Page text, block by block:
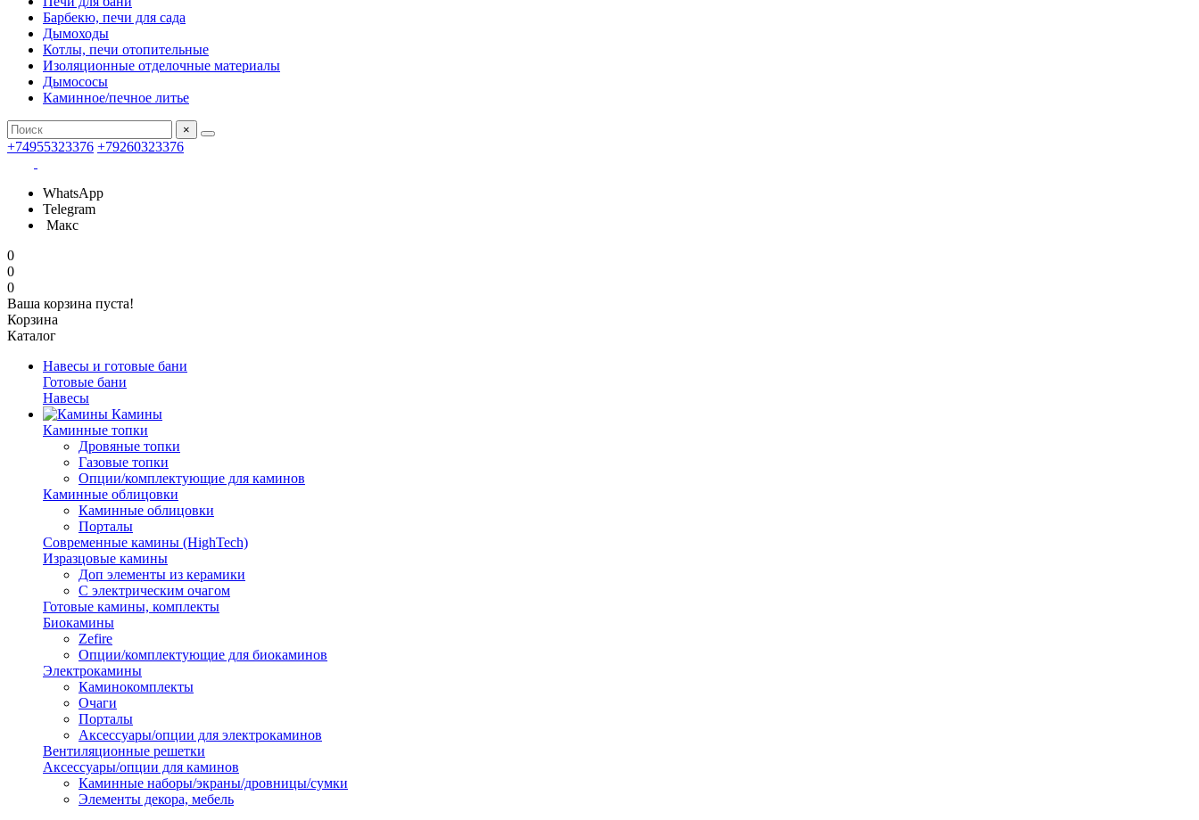
Барбекю, печи для сада
Дымоходы
Котлы, печи отопительные
Изоляционные отделочные материалы
Дымососы
Каминное/печное литье
×
+74955323376 +79260323376
WhatsApp
Telegram
Макс
0
0
0
Ваша корзина пуста!
Корзина
Каталог
Навесы и готовые бани
Готовые бани
Навесы
Камины
Каминные топки
Дровяные топки
Газовые топки
Опции/комплектующие для каминов
Каминные облицовки
Каминные облицовки
Порталы
Современные камины (HighTech)
Изразцовые камины
Доп элементы из керамики
С электрическим очагом
Готовые камины, комплекты
Биокамины
Zefire
Опции/комплектующие для биокаминов
Электрокамины
Каминокомплекты
Очаги
Порталы
Аксессуары/опции для электрокаминов
Вентиляционные решетки
Аксессуары/опции для каминов
Каминные наборы/экраны/дровницы/сумки
Элементы декора, мебель